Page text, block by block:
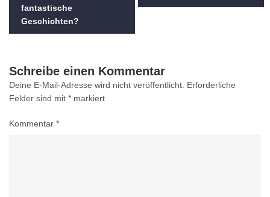
fantastische
Geschichten?
Schreibe einen Kommentar
Deine E-Mail-Adresse wird nicht veröffentlicht. Erforderliche
Felder sind mit * markiert
Kommentar *